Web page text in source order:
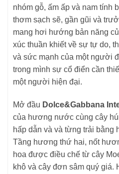
nhóm gỗ, ấm ấp và nam tính
thơm sạch sẽ, gần gũi và
mang hơi hướng bản năng
xúc thuần khiết về sự tự do,
và sức mạnh của một người
trong mình sự cổ điển cần
một người hiện đại.
Mở đầu Dolce&Gabbana
của hương nước cùng cây
hấp dẫn và và từng trải bằng
Tầng hương thứ hai, nốt
hoa được điều chế từ cây
khô và cây đơn sâm quý giá.